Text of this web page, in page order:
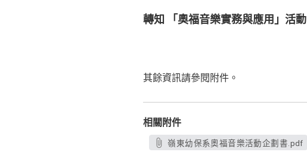
轉知 「奧福音樂實務與應用」活動
其餘資訊請參閱附件。
相關附件
嶺東幼保系奧福音樂活動企劃書.pdf